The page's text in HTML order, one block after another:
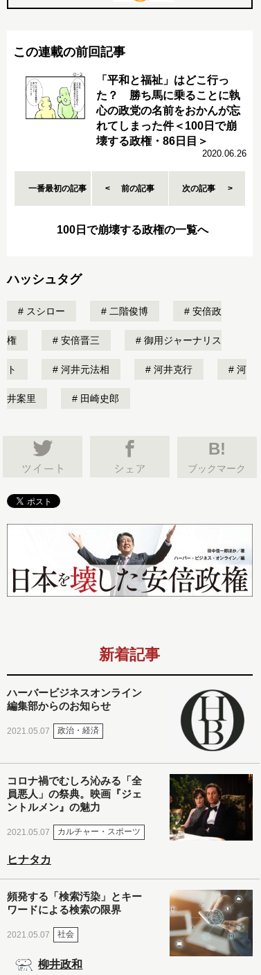
この連載の前回記事
「平和と福祉」はどこ行っ
た？ 勝ち馬に乗ることに執
心の政党の名前をおかんが忘
れてしまった件＜100日で崩
壊する政権・86日目＞
2020.06.26
一番最初の記事 前の記事 次の記事
100日で崩壊する政権の一覧へ
ハッシュタグ
スシロー 二階俊博 安倍政
権 安倍晋三 御用ジャーナリス
ト 河井元法相 河井克行 河
井案里 田崎史郎
B!
ブックマーク
新着記事
ハーバービジネスオンライン
編集部からのお知らせ
2021.05.07 政治・経済
コロナ禍でむしろ沁みる「全
員悪人」の祭典。映画『ジェ
ントルメン』の魅力
2021.05.07 カルチャー・スポーツ
ヒナタカ
頻発する「検索汚染」とキー
ワードによる検索の限界
2021.05.07 社会
柳井政和